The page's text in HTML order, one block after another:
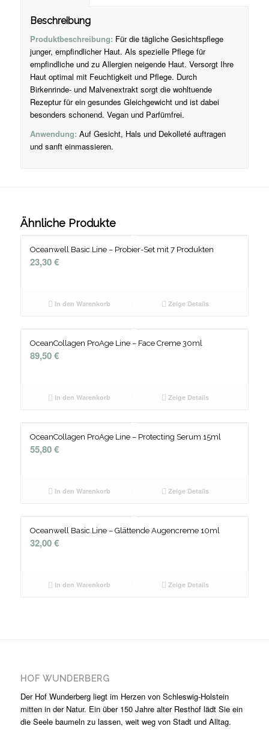
Beschreibung
Produktbeschreibung: Für die tägliche Gesichtspflege
junger, empfindlicher Haut. Als spezielle Pflege für
empfindliche und zu Allergien neigende Haut. Versorgt Ihre
Haut optimal mit Feuchtigkeit und Pflege. Durch
Birkenrinde- und Malvenextrakt sorgt die wohltuende
Rezeptur für ein gesundes Gleichgewicht und ist dabei
besonders schonend. Vegan und Parfümfrei.
Anwendung: Auf Gesicht, Hals und Dekolleté auftragen
und sanft einmassieren.
Ähnliche Produkte
Oceanwell Basic.Line – Probier-Set mit 7 Produkten
23,30€
In den Warenkorb Zeige Details
OceanCollagen ProAge Line – Face Creme 30ml
89,50€
In den Warenkorb Zeige Details
OceanCollagen ProAge Line – Protecting Serum 15ml
55,80€
In den Warenkorb Zeige Details
Oceanwell Basic.Line – Glättende Augencreme 10ml
32,00€
In den Warenkorb Zeige Details
HOF WUNDERBERG
Der Hof Wunderberg liegt im Herzen von Schleswig-Holstein
mitten in der Natur. Ein über 150 Jahre alter Resthof lädt Sie ein
die Seele baumeln zu lassen, weit weg von Stadt und Alltag.